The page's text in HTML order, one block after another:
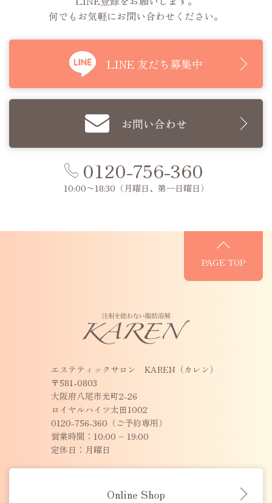
何でもお気軽にお問い合わせください。
LINE 友だち募集中
お問い合わせ
0120-756-360
10:00〜18:30 （月曜日、第一日曜日）
PAGE TOP
エステティックサロン KAREN（カレン）
〒581-0803
大阪府八尾市光町2-26
ロイヤルハイツ太田1002
0120-756-360（ご予約専用）
営業時間：10:00 – 19:00
定休日：月曜日
Online Shop